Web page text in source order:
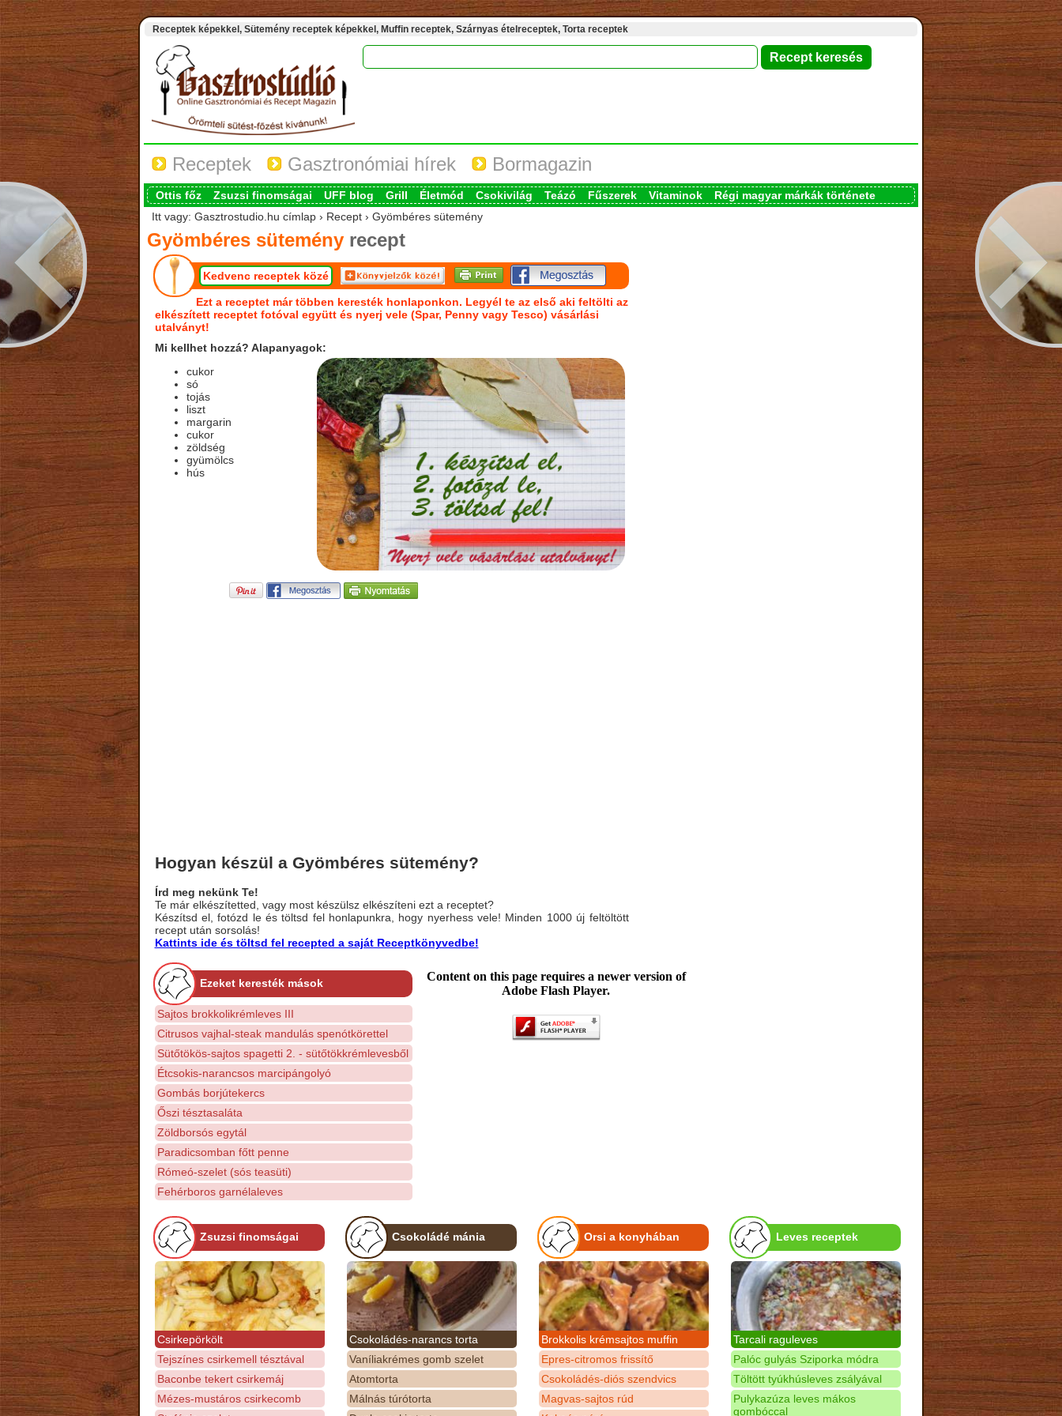
Receptek képekkel, Sütemény receptek képekkel, Muffin receptek, Szárnyas ételreceptek, Torta receptek
Receptek Gasztronómiai hírek Bormagazin
Ottis főz Zsuzsi finomságai UFF blog Grill Életmód Csokivilág Teázó Fűszerek Vitaminok
Régi magyar márkák története
Itt vagy: Gasztrostudio.hu címlap › Recept › Gyömbéres sütemény
Gyömbéres süteményrecept
Kedvenc receptek közé
Ezt a receptet már többen keresték honlaponkon. Legyél te az első aki feltölti az
elkészített receptet fotóval együtt és nyerj vele (Spar, Penny vagy Tesco) vásárlási
utalványt!
Mi kellhet hozzá? Alapanyagok:
cukor
só
tojás
liszt
margarin
cukor
zöldség
gyümölcs
hús
Hogyan készül a Gyömbéres sütemény?
Írd meg nekünk Te!
Te már elkészítetted, vagy most készülsz elkészíteni ezt a receptet?
Készítsd el, fotózd le és töltsd fel honlapunkra, hogy nyerhess vele! Minden 1000 új feltöltött
recept után sorsolás!
Kattints ide és töltsd fel recepted a saját Receptkönyvedbe!
Ezeket keresték mások
Sajtos brokkolikrémleves III
Citrusos vajhal-steak mandulás spenótkörettel
Sütőtökös-sajtos spagetti 2. - sütőtökkrémlevesből
Étcsokis-narancsos marcipángolyó
Gombás borjútekercs
Őszi tésztasaláta
Zöldborsós egytál
Paradicsomban főtt penne
Rómeó-szelet (sós teasüti)
Fehérboros garnélaleves
Content on this page requires a newer version of
Adobe Flash Player.
Zsuzsi finomságai
Csirkepörkölt
Tejszínes csirkemell tésztával
Baconbe tekert csirkemáj
Mézes-mustáros csirkecomb
Csokoládé mánia
Csokoládés-narancs torta
Vaníliakrémes gomb szelet
Atomtorta
Málnás túrótorta
Orsi a konyhában
Brokkolis krémsajtos muffin
Epres-citromos frissítő
Csokoládés-diós szendvics
Magvas-sajtos rúd
Leves receptek
Tarcali raguleves
Palóc gulyás Sziporka módra
Töltött tyúkhúsleves zsályával
Pulykazúza leves mákos
gombóccal